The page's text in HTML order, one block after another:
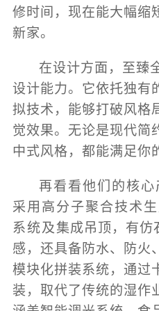
修时间，现在能大幅缩
新家。
在设计方面，至臻
设计能力。它依托独有
拟技术，能够打破风格
觉效果。无论是现代简
中式风格，都能满足你
再看看他们的核心
采用高分子聚合技术
系统及集成吊顶，有仿
感，还具备防水、防火
模块化拼装系统，通过
装，取代了传统的湿作